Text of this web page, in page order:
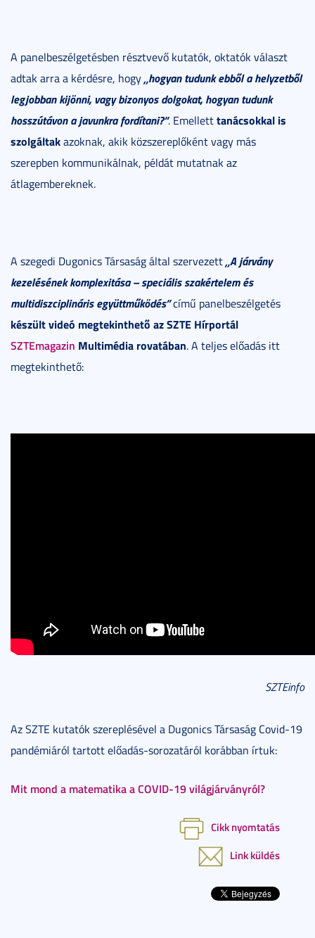
A panelbeszélgetésben résztvevő kutatók, oktatók választ
adtak arra a kérdésre, hogy„hogyan tudunk ebből a helyzetből
legjobban kijönni, vagy bizonyos dolgokat, hogyan tudunk
hosszútávon a javunkra fordítani?”. Emelletttanácsokkal is
szolgáltakazoknak, akik közszereplőként vagy más
szerepben kommunikálnak, példát mutatnak az
átlagembereknek.
A szegedi Dugonics Társaság által szervezett„A járvány
kezelésének komplexitása – speciális szakértelem és
multidiszciplináris együttműködés”című panelbeszélgetés
készült videó megtekinthető az SZTE Hírportál
SZTEmagazin Multimédia rovatában. A teljes előadás itt
megtekinthető:
SZTEinfo
Az SZTE kutatók szereplésével a Dugonics Társaság Covid-19
pandémiáról tartott előadás-sorozatáról korábban írtuk:
Mit mond a matematika a COVID-19 világjárványról?
Cikk nyomtatás
Link küldés